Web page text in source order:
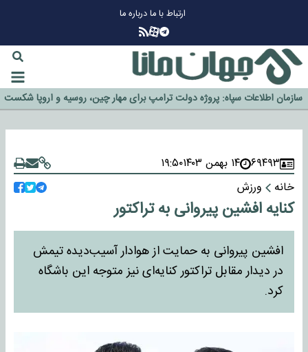
ارتباط با مادرباره ما
گزینه جدایی اوسمار روی میز مدیران پرسپولیس
آیا رئیس جمهور آمریکا قانون را دور می‌زند؟
اخراج رسمی چهره نامدار از پرسپولیس
سازمان اطلاعات سپاه: پروژه دولت ترامپ برای مهار چین، روسیه و اروپا شکست
خورد
۶۹۴۹۳ ۱۴ بهمن ۱۴۰۳
۱۹:۵۰
خانه
ورزش
کنایه افشین پیروانی به تراکتور
افشین پیروانی به حمایت از هوادار آسیب‌دیده تیمش
در دیدار مقابل تراکتور کنایه‌ای نیز متوجه این باشگاه
کرد.